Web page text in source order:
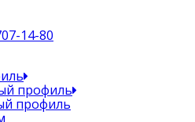
14-80
профиль
профиль